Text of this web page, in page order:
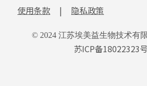
使用条款 | 隐私政策
© 2024 江苏埃美益生物技术有
苏ICP备18022323